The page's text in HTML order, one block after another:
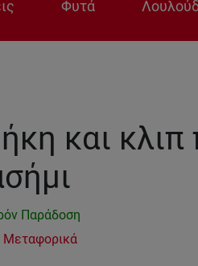
Φυτά
και κλιπ
Παράδοση